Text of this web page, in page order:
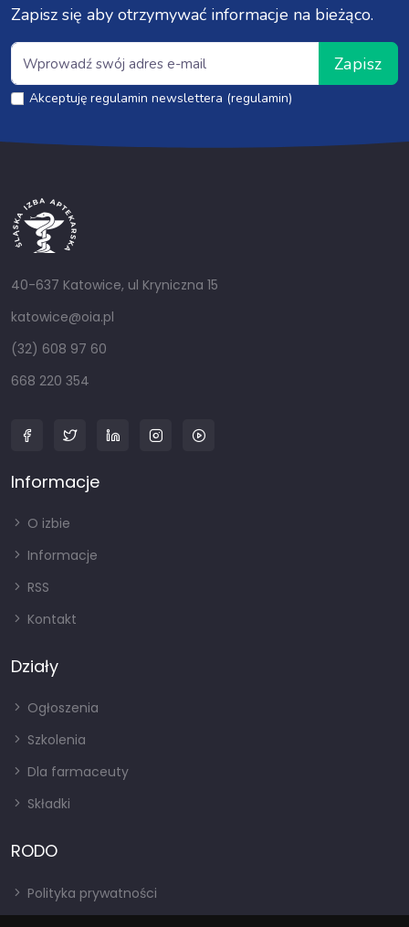
Zapisz się aby otrzymywać informacje na bieżąco.
Zapisz
Akceptuję regulamin newslettera (regulamin)
40-637 Katowice, ul Kryniczna 15
katowice@oia.pl
(32) 608 97 60
668 220 354
Informacje
O izbie
Informacje
RSS
Kontakt
Działy
Ogłoszenia
Szkolenia
Dla farmaceuty
Składki
RODO
Polityka prywatności